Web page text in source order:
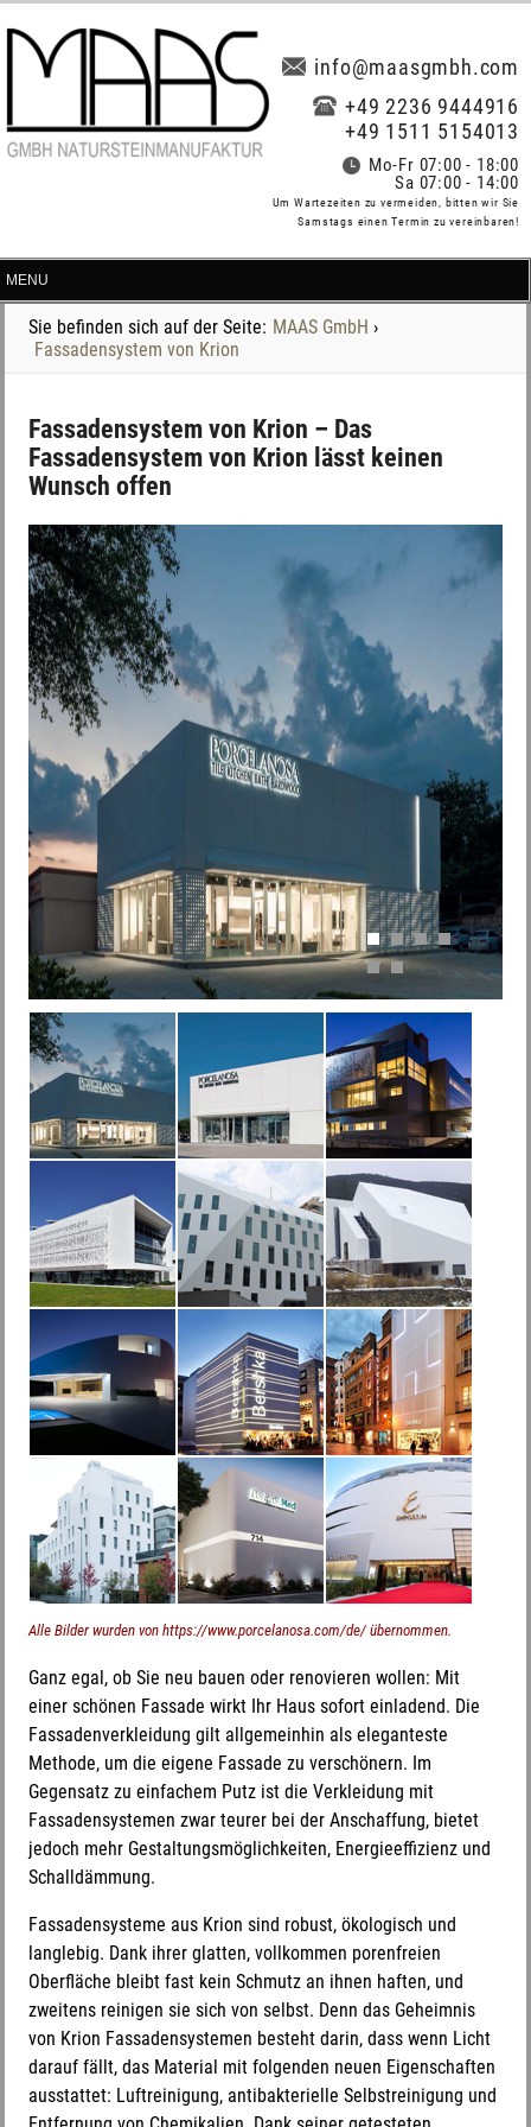
info@maasgmbh.com
+49 2236 9444916
+49 1511 5154013
Mo-Fr 07:00 - 18:00
Sa 07:00 - 14:00
Um Wartezeiten zu vermeiden, bitten wir Sie
Samstags einen Termin zu vereinbaren!
Sie befinden sich auf der Seite: MAAS GmbH ›
Fassadensystem von Krion
Fassadensystem von Krion – Das
Fassadensystem von Krion lässt keinen
Wunsch offen
Alle Bilder wurden von https://www.porcelanosa.com/de/ übernommen.
Ganz egal, ob Sie neu bauen oder renovieren wollen: Mit
einer schönen Fassade wirkt Ihr Haus sofort einladend. Die
Fassadenverkleidung gilt allgemeinhin als eleganteste
Methode, um die eigene Fassade zu verschönern. Im
Gegensatz zu einfachem Putz ist die Verkleidung mit
Fassadensystemen zwar teurer bei der Anschaffung, bietet
jedoch mehr Gestaltungsmöglichkeiten, Energieeffizienz und
Schalldämmung.
Fassadensysteme aus Krion sind robust, ökologisch und
langlebig. Dank ihrer glatten, vollkommen porenfreien
Oberfläche bleibt fast kein Schmutz an ihnen haften, und
zweitens reinigen sie sich von selbst. Denn das Geheimnis
von Krion Fassadensystemen besteht darin, dass wenn Licht
darauf fällt, das Material mit folgenden neuen Eigenschaften
ausstattet: Luftreinigung, antibakterielle Selbstreinigung und